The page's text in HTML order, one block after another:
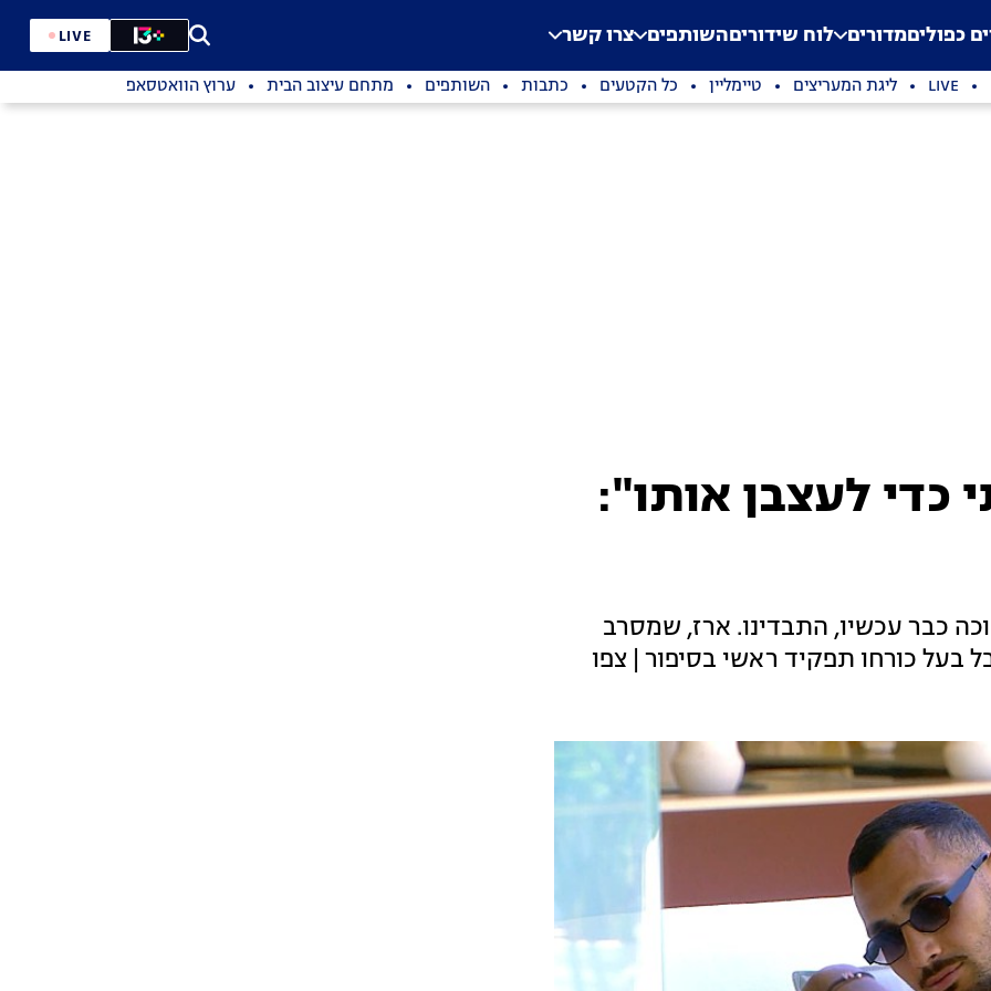
Application error: a
. כפוליםמדורים לוח שידוריםהשותפים צרו קשר LIVE
LIVE ליגת המעריצים טיימליין כל הקטעים כתבות השותפים מתחם עיצוב הבית ערוץ הוואטסאפ
כדי לעצבן אותו":
כבר עכשיו, התבדינו. ארז, שמסרב
בעל כורחו תפקיד ראשי בסיפור | צפו